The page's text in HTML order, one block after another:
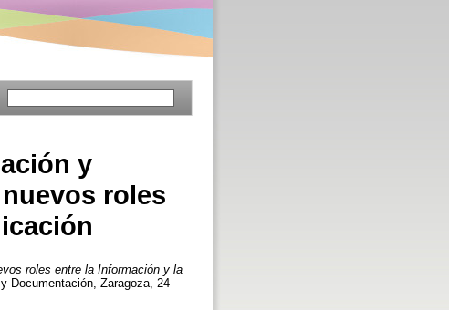
y
roles
roles entre la Información y la
Documentación, Zaragoza, 24